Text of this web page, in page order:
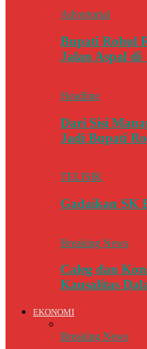
Advertorial
Bupati Rohul
Jalan Aspal di
Headline
Dari Sisi
Jadi Bupati
TELISIK
Gadaikan SK
Breaking News
Caleg dan
Kausalitas
EKONOMI
Breaking News